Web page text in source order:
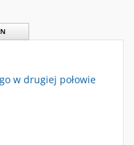
w drugiej połowie